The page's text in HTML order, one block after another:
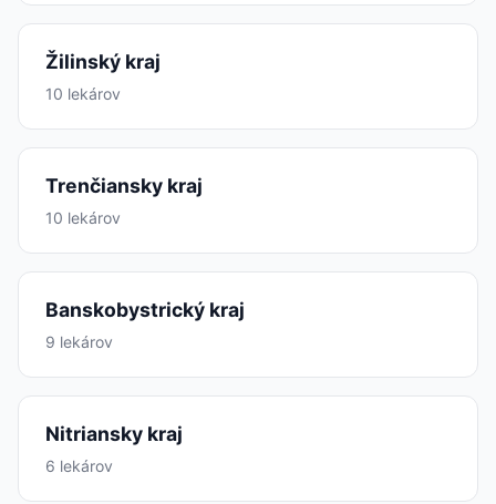
Žilinský kraj
10 lekárov
Trenčiansky kraj
10 lekárov
Banskobystrický kraj
9 lekárov
Nitriansky kraj
6 lekárov